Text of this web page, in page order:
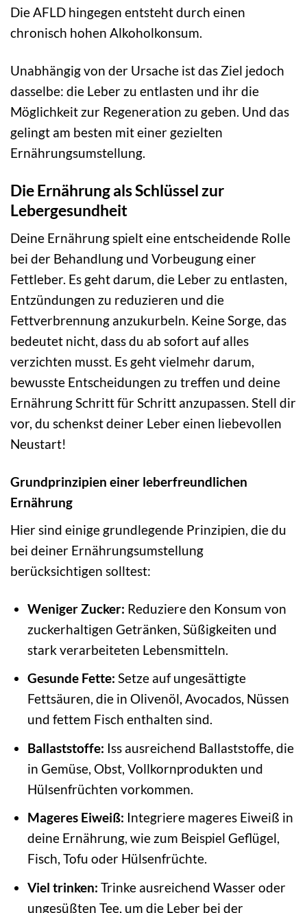
Die AFLD hingegen entsteht durch einen
chronisch hohen Alkoholkonsum.
Unabhängig von der Ursache ist das Ziel jedoch
dasselbe: die Leber zu entlasten und ihr die
Möglichkeit zur Regeneration zu geben. Und das
gelingt am besten mit einer gezielten
Ernährungsumstellung.
Die Ernährung als Schlüssel zur
Lebergesundheit
Deine Ernährung spielt eine entscheidende Rolle
bei der Behandlung und Vorbeugung einer
Fettleber. Es geht darum, die Leber zu entlasten,
Entzündungen zu reduzieren und die
Fettverbrennung anzukurbeln. Keine Sorge, das
bedeutet nicht, dass du ab sofort auf alles
verzichten musst. Es geht vielmehr darum,
bewusste Entscheidungen zu treffen und deine
Ernährung Schritt für Schritt anzupassen. Stell dir
vor, du schenkst deiner Leber einen liebevollen
Neustart!
Grundprinzipien einer leberfreundlichen
Ernährung
Hier sind einige grundlegende Prinzipien, die du
bei deiner Ernährungsumstellung
berücksichtigen solltest:
Weniger Zucker: Reduziere den Konsum von
zuckerhaltigen Getränken, Süßigkeiten und
stark verarbeiteten Lebensmitteln.
Gesunde Fette: Setze auf ungesättigte
Fettsäuren, die in Olivenöl, Avocados, Nüssen
und fettem Fisch enthalten sind.
Ballaststoffe: Iss ausreichend Ballaststoffe, die
in Gemüse, Obst, Vollkornprodukten und
Hülsenfrüchten vorkommen.
Mageres Eiweiß: Integriere mageres Eiweiß in
deine Ernährung, wie zum Beispiel Geflügel,
Fisch, Tofu oder Hülsenfrüchte.
Viel trinken: Trinke ausreichend Wasser oder
ungesüßten Tee, um die Leber bei der